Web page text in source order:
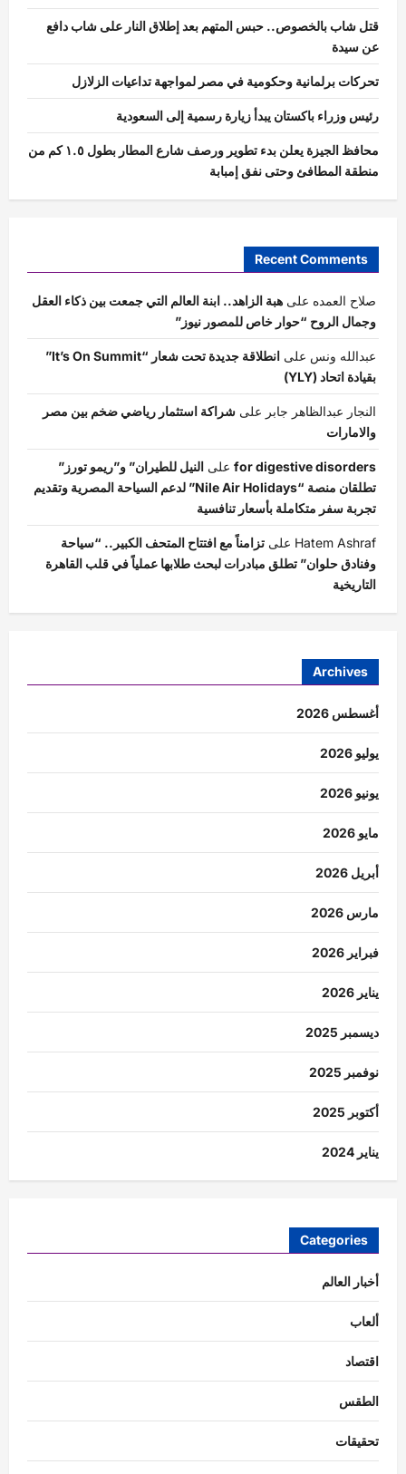
قتل شاب بالخصوص.. حبس المتهم بعد إطلاق النار على شاب دافع
عن سيدة
تحركات برلمانية وحكومية في مصر لمواجهة تداعيات الزلازل
رئيس وزراء باكستان يبدأ زيارة رسمية إلى السعودية
محافظ الجيزة يعلن بدء تطوير ورصف شارع المطار بطول ١.٥ كم من
منطقة المطافئ وحتى نفق إمبابة
Recent Comments
صلاح العمده على هبة الزاهد.. ابنة العالم التي جمعت بين ذكاء العقل
وجمال الروح “حوار خاص للمصور نيوز”
عبدالله ونس على
انطلاقة جديدة تحت شعار “It’s On Summit”
بقيادة اتحاد (YLY)
النجار عبدالظاهر جابر على شراكة استثمار رياضي ضخم بين مصر
والامارات
for digestive disorders على النيل للطيران” و”ريمو تورز”
تطلقان منصة “Nile Air Holidays” لدعم السياحة المصرية وتقديم
تجربة سفر متكاملة بأسعار تنافسية
Hatem Ashraf على تزامناً مع افتتاح المتحف الكبير.. “سياحة
وفنادق حلوان” تطلق مبادرات لبحث طلابها عملياً في قلب القاهرة
التاريخية
Archives
أغسطس 2026
يوليو 2026
يونيو 2026
مايو 2026
أبريل 2026
مارس 2026
فبراير 2026
يناير 2026
ديسمبر 2025
نوفمبر 2025
أكتوبر 2025
يناير 2024
Categories
أخبار العالم
ألعاب
اقتصاد
الطقس
تحقيقات